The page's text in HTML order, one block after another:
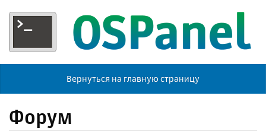
Вернуться на главную страницу
Форум